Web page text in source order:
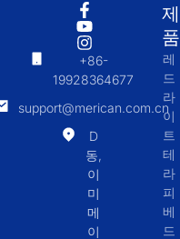
+86-
19928364677
support@merican.com.cn
D
동,
이
미
메
이
제
품
레
드
라
이
트
테
라
피
베
드